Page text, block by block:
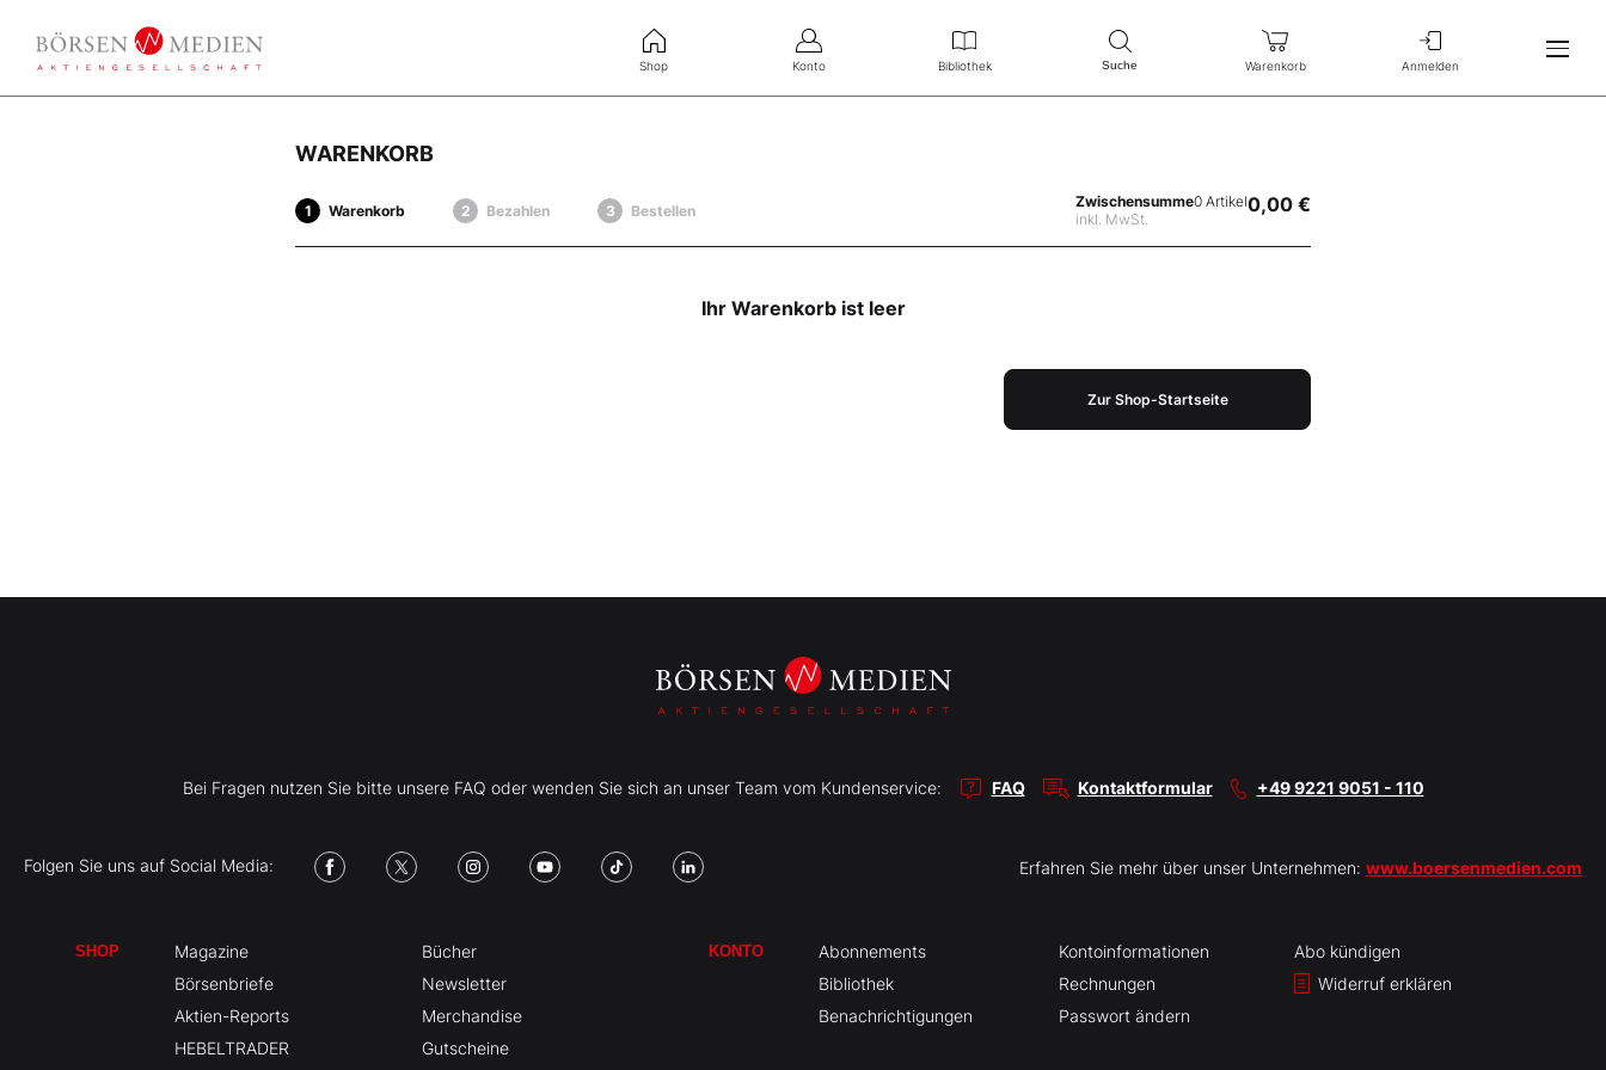
Shop Konto Bibliothek Suche Warenkorb Anmelden
WARENKORB
Warenkorb Bezahlen Bestellen
Zwischensumme
inkl. MwSt.
0 Artikel0,00 €
Ihr Warenkorb ist leer
Zur Shop-Startseite
Bei Fragen nutzen Sie bitte unsere FAQ oder wenden Sie sich an unser Team vom Kundenservice: FAQ Kontaktformular +49 9221 9051 - 110
Folgen Sie uns auf Social Media: Erfahren Sie mehr über unser Unternehmen: www.boersenmedien.com
SHOP
Magazine
Börsenbriefe
Aktien-Reports
HEBELTRADER
Bücher
Newsletter
Merchandise
Gutscheine
KONTO
Abonnements
Bibliothek
Benachrichtigungen
Kontoinformationen
Rechnungen
Passwort ändern
Abo kündigen
Widerruf erklären